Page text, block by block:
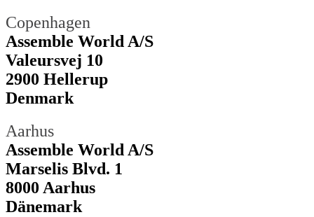
Copenhagen
Assemble World A/S
Valeursvej 10
2900 Hellerup
Denmark
Aarhus
Assemble World A/S
Marselis Blvd. 1
8000 Aarhus
Dänemark